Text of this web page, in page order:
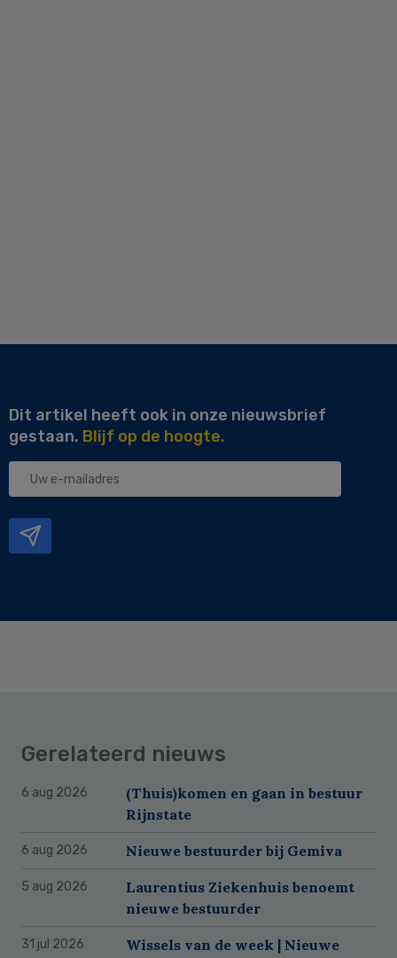
Dit artikel heeft ook in onze nieuwsbrief
gestaan. Blijf op de hoogte.
Uw
Gerelateerd nieuws
6 aug 2026
(Thuis)komen en gaan in bestuur
Rijnstate
6 aug 2026 Nieuwe bestuurder bij Gemiva
5 aug 2026
Laurentius Ziekenhuis benoemt
nieuwe bestuurder
31 jul 2026
Wissels van de week | Nieuwe